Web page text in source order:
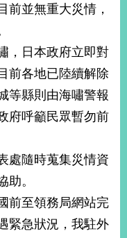
前並無重大災情，
，日本政府立即對
前各地已陸續解除
等縣則由海嘯警報
府呼籲民眾暫勿前
處隨時蒐集災情資
助。
前至領務局網站完
緊急狀況，我駐外